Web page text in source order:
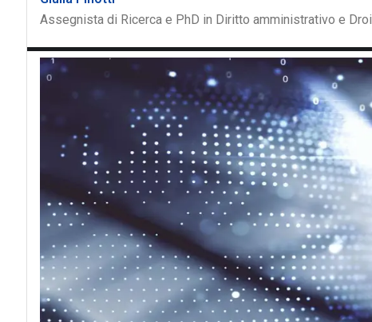
Assegnista di Ricerca e PhD in Diritto amministrativo e